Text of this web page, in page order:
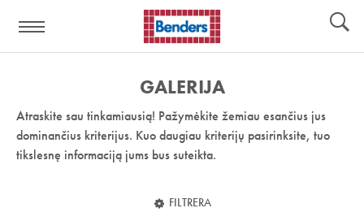
nuoroda:
GALERIJA
Atraskite sau tinkamiausią! Pažymėkite žemiau esančius jus
dominančius kriterijus. Kuo daugiau kriterijų pasirinksite, tuo
tikslesnę informaciją jums bus suteikta.
FILTRERA